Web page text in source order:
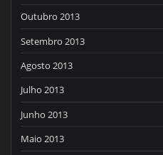
Outubro 2013
Setembro 2013
Agosto 2013
Julho 2013
Junho 2013
Maio 2013